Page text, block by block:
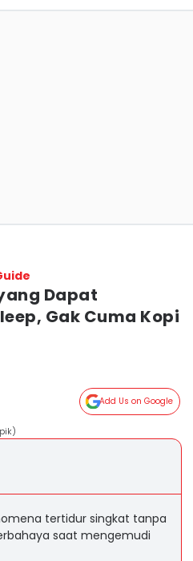
Dapat
Gak Cuma Kopi
Add Us on Google
tertidur singkat tanpa
saat mengemudi